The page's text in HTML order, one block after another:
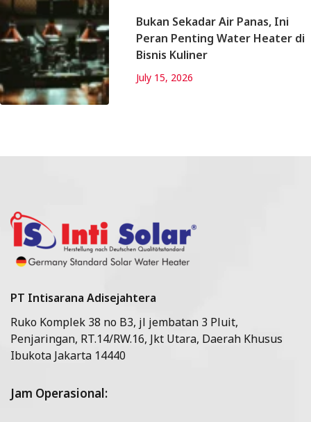
Bukan Sekadar Air Panas, Ini
Peran Penting Water Heater di
Bisnis Kuliner
July 15, 2026
PT Intisarana Adisejahtera
Ruko Komplek 38 no B3, jl jembatan 3 Pluit,
Penjaringan, RT.14/RW.16, Jkt Utara, Daerah Khusus
Ibukota Jakarta 14440
Jam Operasional: